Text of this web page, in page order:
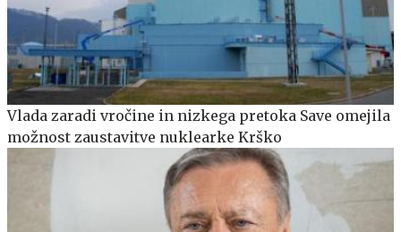
Vlada zaradi vročine in nizkega pretoka Save omejila
možnost zaustavitve nuklearke Krško